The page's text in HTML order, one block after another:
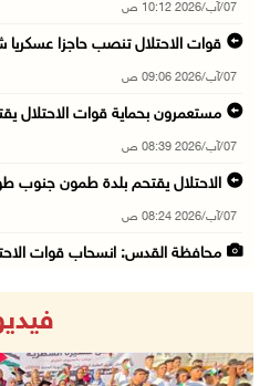
07/آب/2026 10:12 ص
قوات الاحتلال تنصب حاجزا
07/آب/2026 09:06 ص
مستعمرون بحماية قوات الاحتلال
07/آب/2026 08:39 ص
الاحتلال يقتحم بلدة طمون جنوب
07/آب/2026 08:24 ص
محافظة القدس: انسحاب قوات
الطقس: أجواء صافية صيفية
07/آب/2026 08:15 ص